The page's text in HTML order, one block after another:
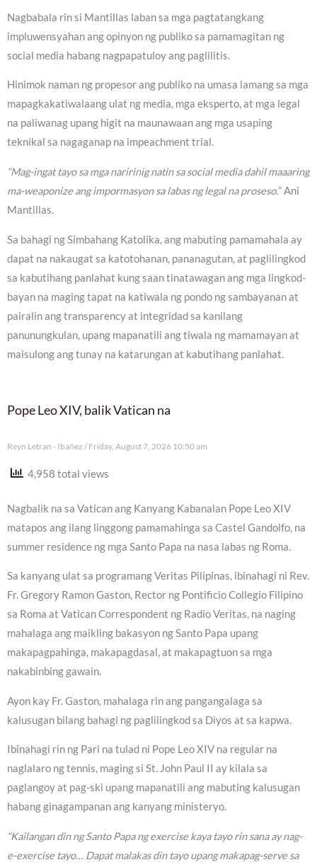
Nagbabala rin si Mantillas laban sa mga pagtatangkang
impluwensyahan ang opinyon ng publiko sa pamamagitan ng
social media habang nagpapatuloy ang paglilitis.
Hinimok naman ng propesor ang publiko na umasa lamang sa mga
mapagkakatiwalaang ulat ng media, mga eksperto, at mga legal
na paliwanag upang higit na maunawaan ang mga usaping
teknikal sa nagaganap na impeachment trial.
“Mag-ingat tayo sa mga naririnig natin sa social media dahil maaaring
ma-weaponize ang impormasyon sa labas ng legal na proseso.” Ani
Mantillas.
Sa bahagi ng Simbahang Katolika, ang mabuting pamamahala ay
dapat na nakaugat sa katotohanan, pananagutan, at paglilingkod
sa kabutihang panlahat kung saan tinatawagan ang mga lingkod-
bayan na maging tapat na katiwala ng pondo ng sambayanan at
pairalin ang transparency at integridad sa kanilang
panunungkulan, upang mapanatili ang tiwala ng mamamayan at
maisulong ang tunay na katarungan at kabutihang panlahat.
Pope Leo XIV, balik Vatican na
Reyn Letran - Ibañez Friday, August 7, 2026 10:50 am
4,958 total views
Nagbalik na sa Vatican ang Kanyang Kabanalan Pope Leo XIV
matapos ang ilang linggong pamamahinga sa Castel Gandolfo, na
summer residence ng mga Santo Papa na nasa labas ng Roma.
Sa kanyang ulat sa programang Veritas Pilipinas, ibinahagi ni Rev.
Fr. Gregory Ramon Gaston, Rector ng Pontificio Collegio Filipino
sa Roma at Vatican Correspondent ng Radio Veritas, na naging
mahalaga ang maikling bakasyon ng Santo Papa upang
makapagpahinga, makapagdasal, at makapagtuon sa mga
nakabinbing gawain.
Ayon kay Fr. Gaston, mahalaga rin ang pangangalaga sa
kalusugan bilang bahagi ng paglilingkod sa Diyos at sa kapwa.
Ibinahagi rin ng Pari na tulad ni Pope Leo XIV na regular na
naglalaro ng tennis, maging si St. John Paul II ay kilala sa
paglangoy at pag-ski upang mapanatili ang mabuting kalusugan
habang ginagampanan ang kanyang ministeryo.
“Kailangan din ng Santo Papa ng exercise kaya tayo rin sana ay nag-
e-exercise tayo… Dapat malakas din tayo upang makapag-serve sa